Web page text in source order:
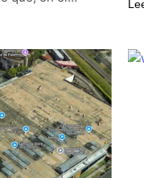
derrotó 2-0 al
y Brasil, en el
Atrás
nueva encuesta
Atrás
dio de baja
Atrás